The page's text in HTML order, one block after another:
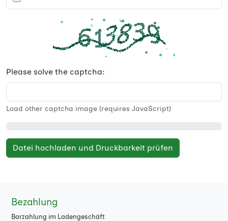
Please solve the captcha:
Load other captcha image (requires JavaScript)
Datei hochladen und Druckbarkeit prüfen
Bezahlung
Barzahlung im Ladengeschäft